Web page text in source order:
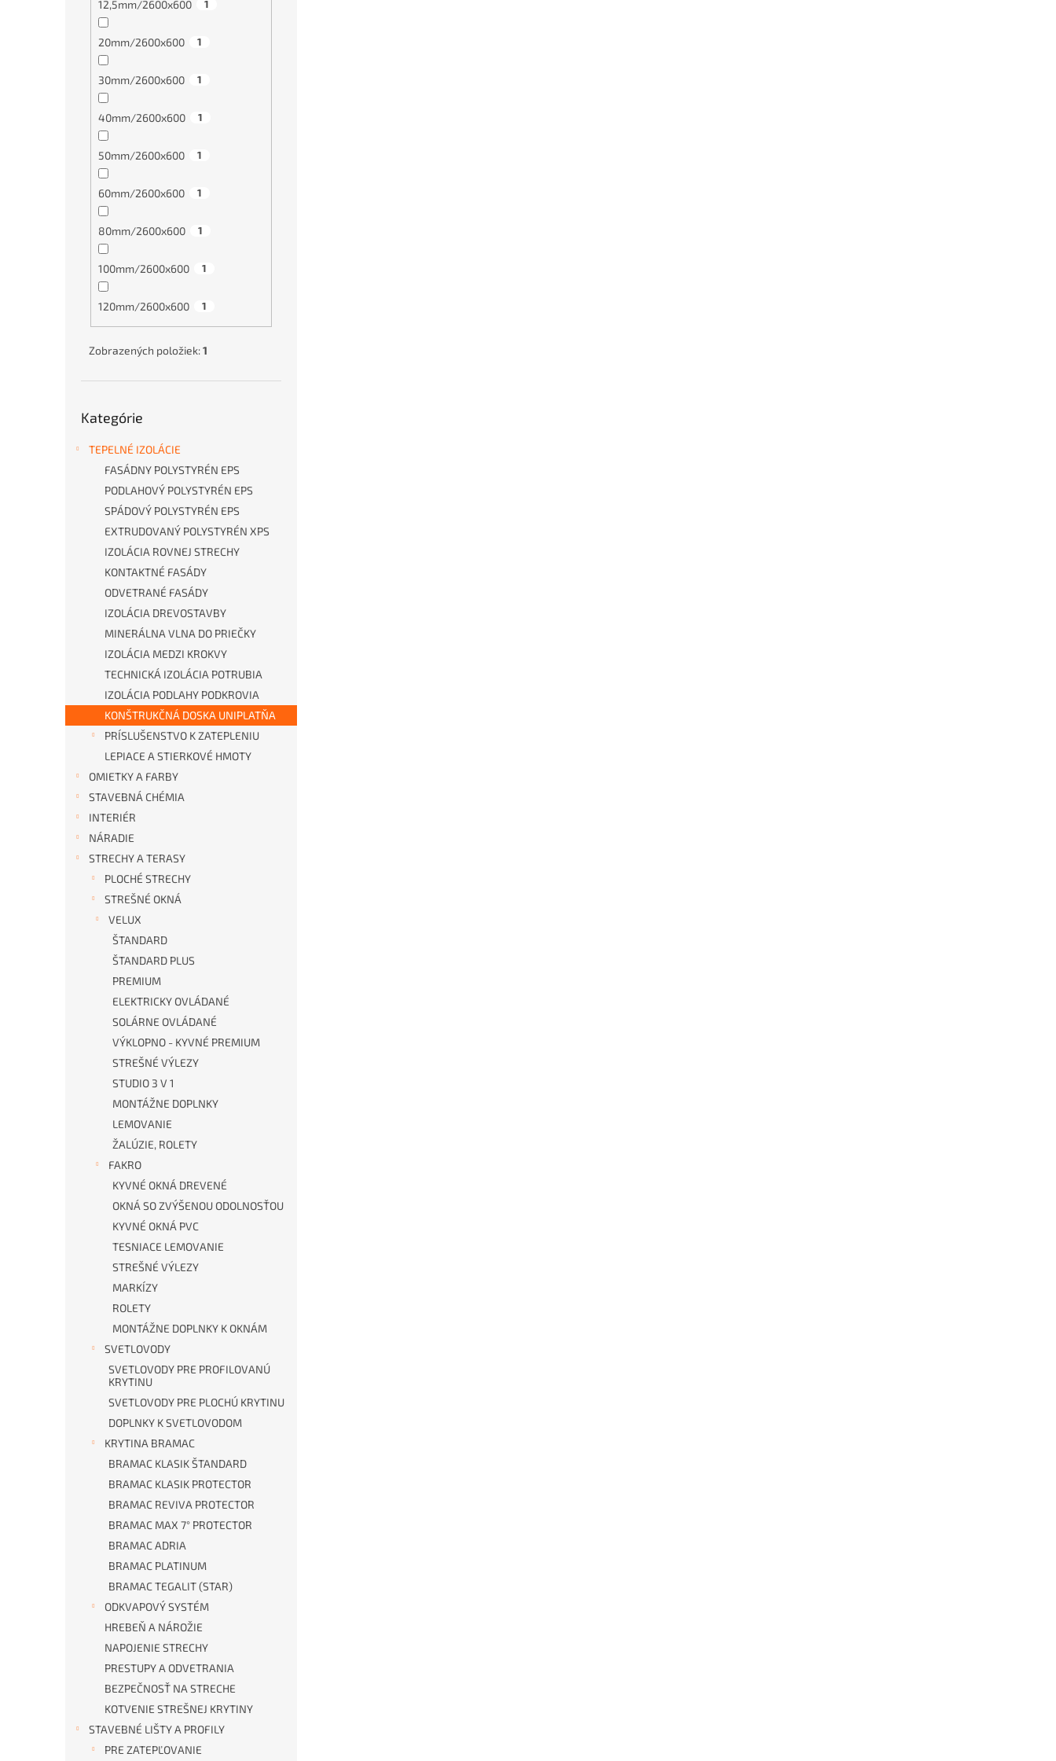
12,5mm/2600x600 1
20mm/2600x600 1
30mm/2600x600 1
40mm/2600x600 1
50mm/2600x600 1
60mm/2600x600 1
80mm/2600x600 1
100mm/2600x600 1
120mm/2600x600 1
Zobrazených položiek:1
kategórie
Kategórie
TEPELNÉ IZOLÁCIE
FASÁDNY POLYSTYRÉN EPS
PODLAHOVÝ POLYSTYRÉN EPS
SPÁDOVÝ POLYSTYRÉN EPS
EXTRUDOVANÝ POLYSTYRÉN XPS
IZOLÁCIA ROVNEJ STRECHY
KONTAKTNÉ FASÁDY
ODVETRANÉ FASÁDY
IZOLÁCIA DREVOSTAVBY
MINERÁLNA VLNA DO PRIEČKY
IZOLÁCIA MEDZI KROKVY
TECHNICKÁ IZOLÁCIA POTRUBIA
IZOLÁCIA PODLAHY PODKROVIA
KONŠTRUKČNÁ DOSKA UNIPLATŇA
PRÍSLUŠENSTVO K ZATEPLENIU
LEPIACE A STIERKOVÉ HMOTY
OMIETKY A FARBY
STAVEBNÁ CHÉMIA
INTERIÉR
NÁRADIE
STRECHY A TERASY
PLOCHÉ STRECHY
STREŠNÉ OKNÁ
VELUX
ŠTANDARD
ŠTANDARD PLUS
PREMIUM
ELEKTRICKY OVLÁDANÉ
SOLÁRNE OVLÁDANÉ
VÝKLOPNO - KYVNÉ PREMIUM
STREŠNÉ VÝLEZY
STUDIO 3 V 1
MONTÁŽNE DOPLNKY
LEMOVANIE
ŽALÚZIE, ROLETY
FAKRO
KYVNÉ OKNÁ DREVENÉ
OKNÁ SO ZVÝŠENOU ODOLNOSŤOU
KYVNÉ OKNÁ PVC
TESNIACE LEMOVANIE
STREŠNÉ VÝLEZY
MARKÍZY
ROLETY
MONTÁŽNE DOPLNKY K OKNÁM
SVETLOVODY
SVETLOVODY PRE PROFILOVANÚ
KRYTINU
SVETLOVODY PRE PLOCHÚ KRYTINU
DOPLNKY K SVETLOVODOM
KRYTINA BRAMAC
BRAMAC KLASIK ŠTANDARD
BRAMAC KLASIK PROTECTOR
BRAMAC REVIVA PROTECTOR
BRAMAC MAX 7° PROTECTOR
BRAMAC ADRIA
BRAMAC PLATINUM
BRAMAC TEGALIT (STAR)
ODKVAPOVÝ SYSTÉM
HREBEŇ A NÁROŽIE
NAPOJENIE STRECHY
PRESTUPY A ODVETRANIA
BEZPEČNOSŤ NA STRECHE
KOTVENIE STREŠNEJ KRYTINY
STAVEBNÉ LIŠTY A PROFILY
PRE ZATEPĽOVANIE